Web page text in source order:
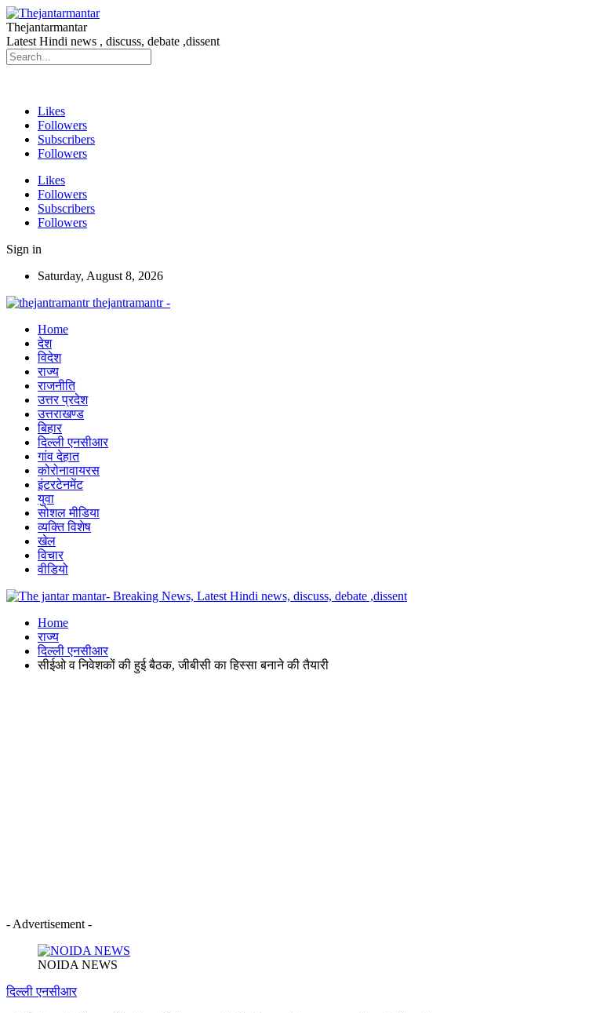
Thejantarmantar
Latest Hindi news , discuss, debate ,dissent
Likes
Followers
Subscribers
Followers
Likes
Followers
Subscribers
Followers
Sign in
Saturday, August 8, 2026
thejantramantr -
Home
देश
विदेश
राज्य
राजनीति
उत्तर प्रदेश
उत्तराखण्ड
बिहार
दिल्ली एनसीआर
गांव देहात
कोरोनावायरस
इंटरटेनमेंट
युवा
सोशल मीडिया
व्यक्ति विशेष
खेल
विचार
वीडियो
Home
राज्य
दिल्ली एनसीआर
सीईओ व निवेशकों की हुई बैठक, जीबीसी का हिस्सा बनाने की तैयारी
- Advertisement -
NOIDA NEWS
दिल्ली एनसीआर